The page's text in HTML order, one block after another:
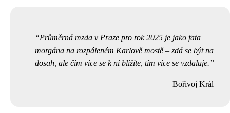
Průměrná mzda v Praze pro rok 2025 je jako fata
morgána na rozpáleném Karlově mostě – zdá se být na
dosah, ale čím více se k ní blížíte, tím více se vzdaluje.
Bořivoj Král